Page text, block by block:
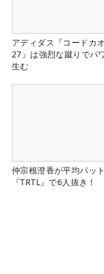
アディダス『コードカ
27』は強烈な蹴りでパ
生む
仲宗根澄香が平均パッ
『TRTL』で6人抜き！